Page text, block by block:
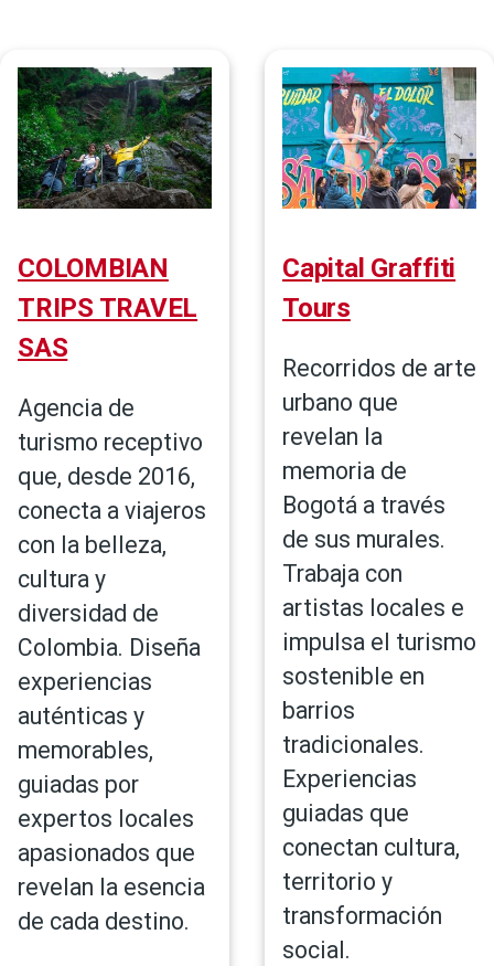
COLOMBIAN
TRIPS TRAVEL
SAS
Agencia de
turismo receptivo
que, desde 2016,
conecta a viajeros
con la belleza,
cultura y
diversidad de
Colombia. Diseña
experiencias
auténticas y
memorables,
guiadas por
expertos locales
apasionados que
revelan la esencia
de cada destino.
Capital Graffiti
Tours
Recorridos de arte
urbano que
revelan la
memoria de
Bogotá a través
de sus murales.
Trabaja con
artistas locales e
impulsa el turismo
sostenible en
barrios
tradicionales.
Experiencias
guiadas que
conectan cultura,
territorio y
transformación
social.